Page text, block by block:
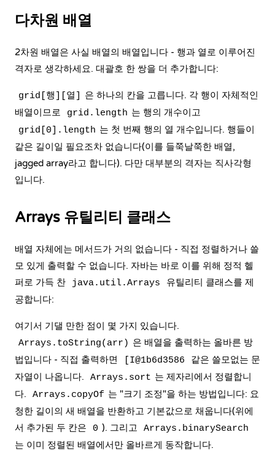
다차원 배열
2차원 배열은 사실 배열의 배열입니다 - 행과 열로 이루어진
격자로 생각하세요. 대괄호 한 쌍을 더 추가합니다:
grid[행][열]
은 하나의 칸을 고릅니다. 각 행이 자체적인
배열이므로
grid.length 는 행의 개수이고
grid[0].length 는 첫 번째 행의 열 개수입니다. 행들이
같은 길이일 필요조차 없습니다(이를 들쭉날쭉한 배열,
jagged array라고 합니다). 다만 대부분의 격자는 직사각형
입니다.
Arrays 유틸리티 클래스
배열 자체에는 메서드가 거의 없습니다 - 직접 정렬하거나 쓸
모 있게 출력할 수 없습니다. 자바는 바로 이를 위해 정적 헬
퍼로 가득 찬
java.util.Arrays
유틸리티 클래스를 제
공합니다:
여기서 기댈 만한 점이 몇 가지 있습니다.
Arrays.toString(arr) 은 배열을 출력하는 올바른 방
법입니다 - 직접 출력하면
[I@1b6d3586
같은 쓸모없는 문
자열이 나옵니다.
Arrays.sort 는 제자리에서 정렬합니
다.
Arrays.copyOf 는 "크기 조정"을 하는 방법입니다: 요
청한 길이의 새 배열을 반환하고 기본값으로 채웁니다(위에
서 추가된 두 칸은
0 ). 그리고 Arrays.binarySearch
는 이미 정렬된 배열에서만 올바르게 동작합니다.